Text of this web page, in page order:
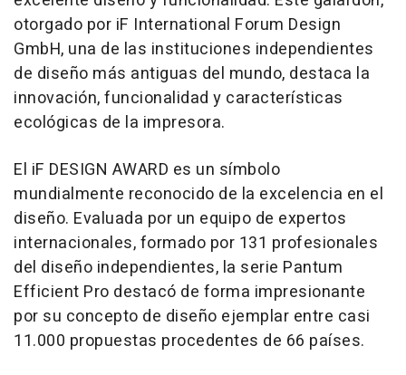
otorgado por iF International Forum Design
GmbH, una de las instituciones independientes
de diseño más antiguas del mundo, destaca la
innovación, funcionalidad y características
ecológicas de la impresora.
El iF DESIGN AWARD es un símbolo
mundialmente reconocido de la excelencia en el
diseño. Evaluada por un equipo de expertos
internacionales, formado por 131 profesionales
del diseño independientes, la serie Pantum
Efficient Pro destacó de forma impresionante
por su concepto de diseño ejemplar entre casi
11.000 propuestas procedentes de 66 países.